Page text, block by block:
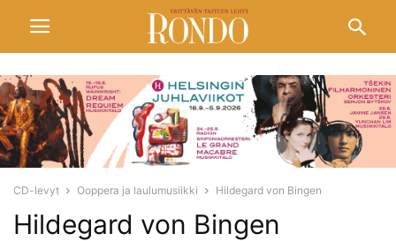
CD-levyt Ooppera ja laulumusiikki Hildegard von Bingen
Hildegard von Bingen